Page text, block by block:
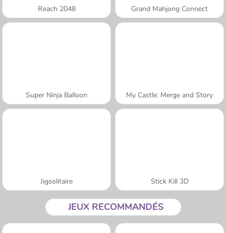
Reach 2048 Grand Mahjong Connect
Super Ninja Balloon My Castle: Merge and Story
Jigsolitaire Stick Kill 3D
JEUX RECOMMANDÉS